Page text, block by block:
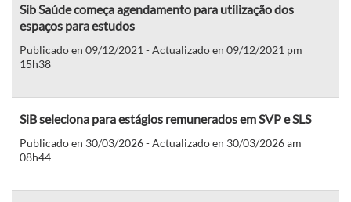
Sib Saúde começa agendamento para utilização dos
espaços para estudos
Publicado en 09/12/2021 - Actualizado en 09/12/2021 pm
15h38
SiB seleciona para estágios remunerados em SVP e SLS
Publicado en 30/03/2026 - Actualizado en 30/03/2026 am
08h44